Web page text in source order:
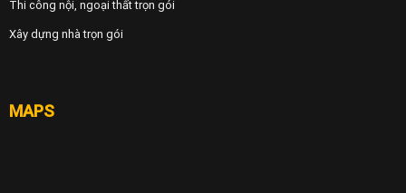
Thi công nội, ngoại thất trọn gói
Xây dựng nhà trọn gói
MAPS